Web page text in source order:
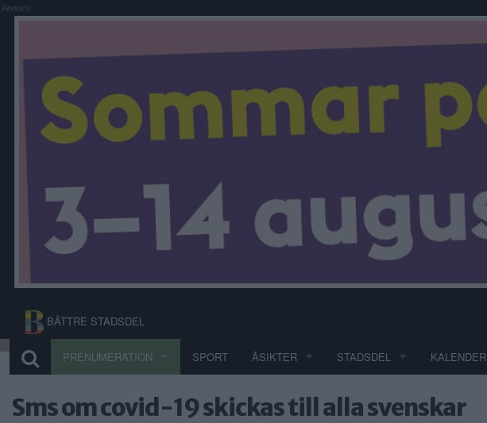
Annons:
BÄTTRE STADSDEL
PRENUMERATION SPORT ÅSIKTER STADSDEL KALENDER
Sms om covid-19 skickas till alla svenskar